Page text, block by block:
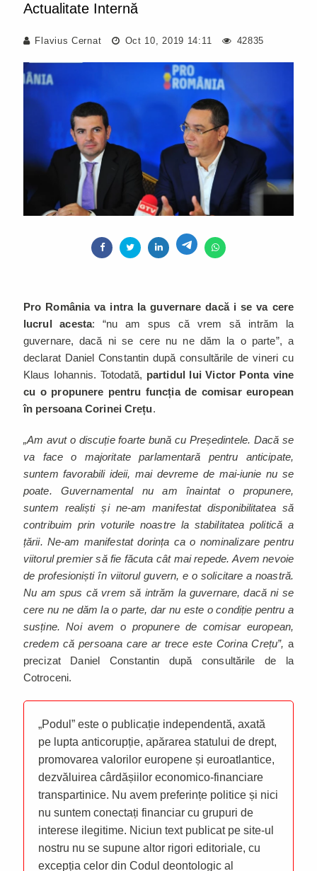
Actualitate Internă
Flavius Cernat Oct 10, 2019 14:11 42835
Pro România va intra la guvernare dacă i se va cere
lucrul acesta: “nu am spus că vrem să intrăm la
guvernare, dacă ni se cere nu ne dăm la o parte”, a
declarat Daniel Constantin după consultările de vineri cu
Klaus Iohannis. Totodată, partidul lui Victor Ponta vine
cu o propunere pentru funcția de comisar european
în persoana Corinei Crețu.
„Am avut o discuție foarte bună cu Președintele. Dacă se
va face o majoritate parlamentară pentru anticipate,
suntem favorabili ideii, mai devreme de mai-iunie nu se
poate. Guvernamental nu am înaintat o propunere,
suntem realiști și ne-am manifestat disponibilitatea să
contribuim prin voturile noastre la stabilitatea politică a
țării. Ne-am manifestat dorința ca o nominalizare pentru
viitorul premier să fie făcuta cât mai repede. Avem nevoie
de profesioniști în viitorul guvern, e o solicitare a noastră.
Nu am spus că vrem să intrăm la guvernare, dacă ni se
cere nu ne dăm la o parte, dar nu este o condiție pentru a
susține. Noi avem o propunere de comisar european,
credem că persoana care ar trece este Corina Crețu”, a
precizat Daniel Constantin după consultările de la
Cotroceni.
„Podul” este o publicație independentă, axată
pe lupta anticorupție, apărarea statului de drept,
promovarea valorilor europene și euroatlantice,
dezvăluirea cârdășiilor economico-financiare
transpartinice. Nu avem preferințe politice și nici
nu suntem conectați financiar cu grupuri de
interese ilegitime. Niciun text publicat pe site-ul
nostru nu se supune altor rigori editoriale, cu
excepția celor din Codul deontologic al